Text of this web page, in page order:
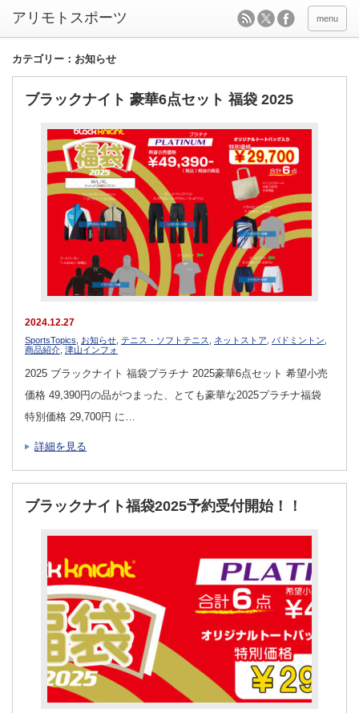
menu
カテゴリー：お知らせ
ブラックナイト 豪華6点セット 福袋 2025
2024.12.27
SportsTopics, お知らせ, テニス・ソフトテニス, ネットストア, バドミントン,
商品紹介, 津山インフォ
2025 ブラックナイト 福袋プラチナ 2025豪華6点セット 希望小売
価格 49,390円の品がつまった、とても豪華な2025プラチナ福袋
特別価格 29,700円 に…
詳細を見る
ブラックナイト福袋2025予約受付開始！！